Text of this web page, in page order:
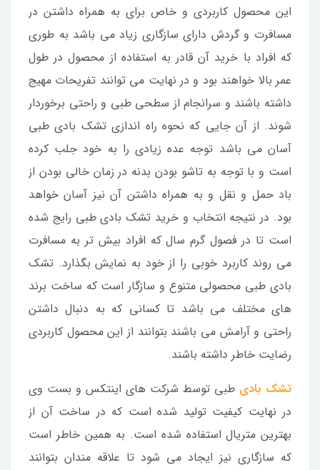
این محصول کاربردی و خاص برای به همراه داشتن در
مسافرت و گردش دارای سازگاری زیاد می باشد به طوری
که افراد با خرید آن قادر به استفاده از محصول در طول
عمر بالا خواهند بود و در نهایت می توانند تفریحات مهیج
داشته باشند و سرانجام از سطحی طبی و راحتی برخوردار
شوند. از آن جایی که نحوه راه اندازی تشک بادی طبی
آسان می باشد توجه عده زیادی را به خود جلب کرده
است و با توجه به تاشو بودن بدنه در زمان خالی بودن از
باد حمل و نقل و به همراه داشتن آن نیز آسان خواهد
بود. در نتیجه انتخاب و خرید تشک بادی طبی رایج شده
است تا در فصول گرم سال که افراد بیش تر به مسافرت
می روند کاربرد خوبی را از خود به نمایش بگذارد. تشک
بادی طبی محصولی متنوع و سازگار است که ساخت برند
های مختلف می باشد تا کسانی که به دنبال داشتن
راحتی و آرامش می باشند بتوانند از این محصول کاربردی
رضایت خاطر داشته باشند.
تشک بادی طبی توسط شرکت های اینتکس و بست وی
در نهایت کیفیت تولید شده است که در ساخت آن از
بهترین متریال استفاده شده است. به همین خاطر است
که سازگاری نیز ایجاد می شود تا علاقه مندان بتوانند